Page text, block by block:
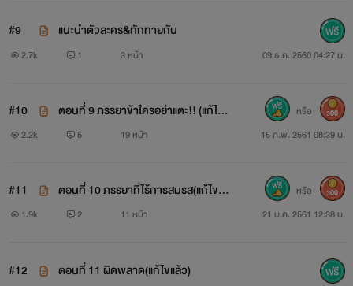
#9 แนะนำตัวละคร&ทักทายกัน
2.7k 1 3 หน้า 09 ธ.ค. 2560 04:27 น.
#10
ตอนที่ 9 ภรรยาข้าใครอย่าแตะ!! (แก้ไขแ
ล้ว)
2.2k 5 19 หน้า 15 ก.พ. 2561 08:39 น.
หรือ 300
#11
ตอนที่ 10 ภรรยาที่ไร้การสมรส(แก้ไขแล้
ว)
1.9k 2 11 หน้า 21 ม.ค. 2561 12:38 น.
หรือ 300
#12 ตอนที่ 11 ผิดพลาด(แก้ไขแล้ว)